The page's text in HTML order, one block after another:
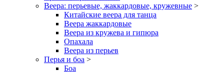
Веера: перьевые, жаккардовые, кружевные >
Китайские веера для танца
Веера жаккардовые
Веера из кружева и гипюра
Опахала
Веера из перьев
Перья и боа >
Боа